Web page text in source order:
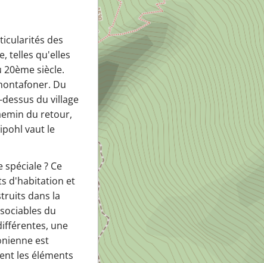
des
telles qu'elles
siècle.
Du
du village
du retour,
vaut le
? Ce
d'habitation et
dans la
du
une
est
les éléments